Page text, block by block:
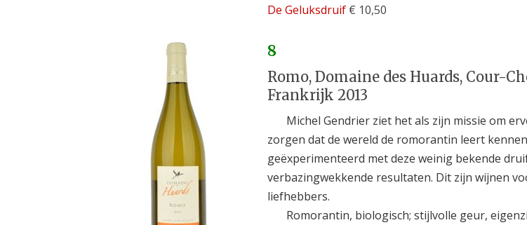
De Geluksdruif € 10,50
8
Romo, Domaine des Huards, Cour-
Frankrijk 2013
Michel Gendrier ziet het als zijn missie om
zorgen dat de wereld de romorantin leert
geëxperimenteerd met deze weinig bekende
verbazingwekkende resultaten. Dit zijn wijnen
liefhebbers.
Romorantin, biologisch; stijlvolle geur,